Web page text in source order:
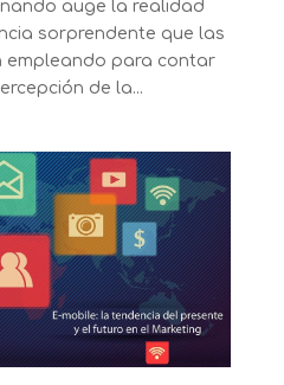
auge la realidad
sorprendente que las
empleando para contar
de la...